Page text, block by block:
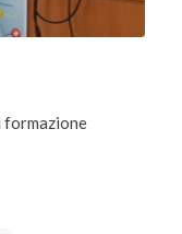
formazione